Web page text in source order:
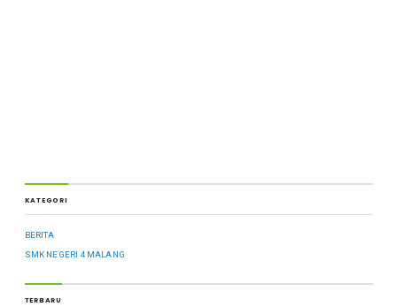
KATEGORI
BERITA
SMK NEGERI 4 MALANG
TERBARU